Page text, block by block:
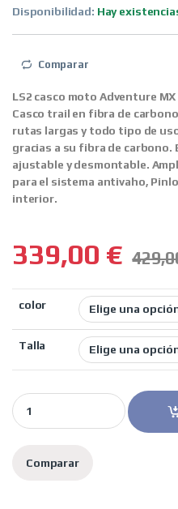
Disponibilidad: Hay
Comparar
LS2 casco moto Adventure
Casco trail en fibra de
rutas largas y todo tipo de
gracias a su fibra de carbono.
ajustable y desmontable.
para el sistema antivaho,
interior.
339,00 €
color
Talla
LS2 casco moto Adventure
Comparar